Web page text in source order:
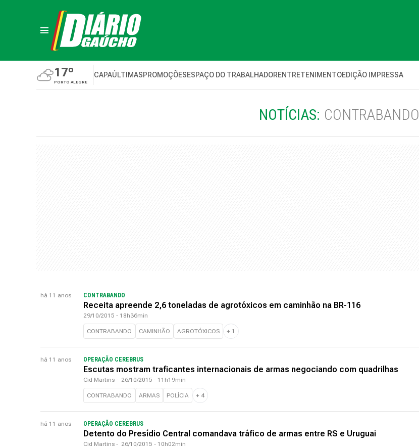
17º
PORTO ALEGRE
CAPAÚLTIMASPROMOÇÕESESPAÇO DO TRABALHADORENTRETENIMENTOEDIÇÃO IMPRESSA
NOTÍCIAS: CONTRABANDO
há 11 anos CONTRABANDO
Receita apreende 2,6 toneladas de agrotóxicos em caminhão na BR-116
29/10/2015 - 18h36min
CONTRABANDO CAMINHÃO AGROTÓXICOS + 1
há 11 anos OPERAÇÃO CEREBRUS
Escutas mostram traficantes internacionais de armas negociando com quadrilhas
Cid Martins - 26/10/2015 - 11h19min
CONTRABANDO ARMAS POLÍCIA + 4
há 11 anos OPERAÇÃO CEREBRUS
Detento do Presídio Central comandava tráfico de armas entre RS e Uruguai
Cid Martins - 26/10/2015 - 10h02min